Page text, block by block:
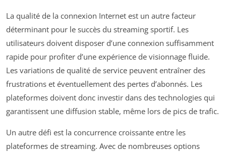
La qualité de la connexion Internet est un autre facteur
déterminant pour le succès du streaming sportif. Les
utilisateurs doivent disposer d’une connexion suffisamment
rapide pour profiter d’une expérience de visionnage fluide.
Les variations de qualité de service peuvent entraîner des
frustrations et éventuellement des pertes d’abonnés. Les
plateformes doivent donc investir dans des technologies qui
garantissent une diffusion stable, même lors de pics de trafic.
Un autre défi est la concurrence croissante entre les
plateformes de streaming. Avec de nombreuses options